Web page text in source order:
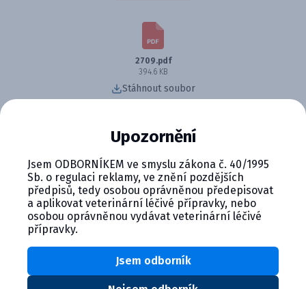
2709.pdf
394.6 KB
Stáhnout soubor
na liečbu svrbenia a prejavov atopickej dermatitídy.
Rýchlo zmierňujú alergické príznaky a zlepšujú kvalitu
života vášho maznáčika.
Alternativní produkty
Upozornění
Jsem ODBORNÍKEM ve smyslu zákona č. 40/1995
Sb. o regulaci reklamy, ve znění pozdějších
předpisů, tedy osobou oprávněnou předepisovat
a aplikovat veterinární léčivé přípravky, nebo
osobou oprávněnou vydávat veterinární léčivé
přípravky.
Jsem odborník